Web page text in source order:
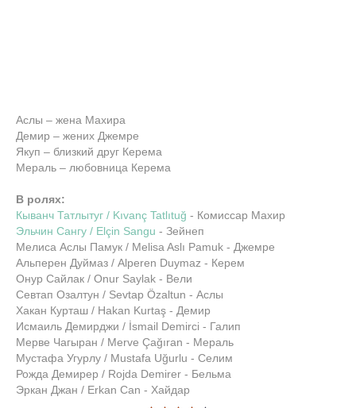
Аслы – жена Махира
Демир – жених Джемре
Якуп – близкий друг Керема
Мераль – любовница Керема
В ролях:
Кыванч Татлытуг / Kıvanç Tatlıtuğ - Комиссар Махир
Эльчин Сангу / Elçin Sangu - Зейнеп
Мелиса Аслы Памук / Melisa Aslı Pamuk - Джемре
Альперен Дуймаз / Alperen Duymaz - Керем
Онур Сайлак / Onur Saylak - Вели
Севтап Озалтун / Sevtap Özaltun - Аслы
Хакан Курташ / Hakan Kurtaş - Демир
Исмаиль Демирджи / İsmail Demirci - Галип
Мерве Чагыран / Merve Çağıran - Мераль
Мустафа Угурлу / Mustafa Uğurlu - Селим
Рожда Демирер / Rojda Demirer - Бельма
Эркан Джан / Erkan Can - Хайдар